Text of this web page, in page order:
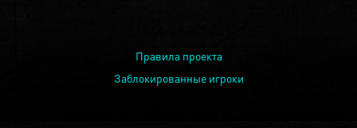
Правила проекта
Заблокированные игроки